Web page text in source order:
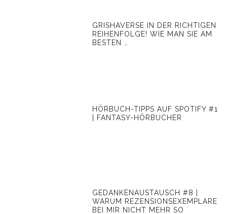
GRISHAVERSE IN DER RICHTIGEN
REIHENFOLGE! WIE MAN SIE AM
BESTEN …
HÖRBUCH-TIPPS AUF SPOTIFY #1
| FANTASY-HÖRBUCHER
GEDANKENAUSTAUSCH #8 |
WARUM REZENSIONSEXEMPLARE
BEI MIR NICHT MEHR SO